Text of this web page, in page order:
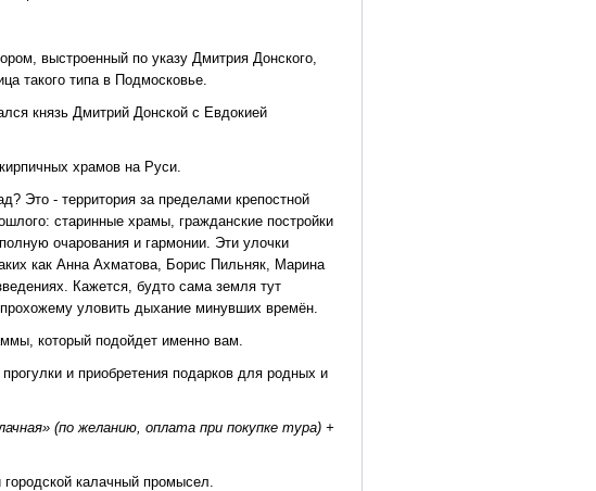
выстроенный по указу Дмитрия Донского,
такого типа в Подмосковье.
князь Дмитрий Донской с Евдокией
храмов на Руси.
Это - территория за пределами крепостной
старинные храмы, гражданские постройки
очарования и гармонии. Эти улочки
как Анна Ахматова, Борис Пильняк, Марина
Кажется, будто сама земля тут
уловить дыхание минувших времён.
который подойдет именно вам.
и приобретения подарков для родных и
(по желанию, оплата при покупке тура) +
калачный промысел.